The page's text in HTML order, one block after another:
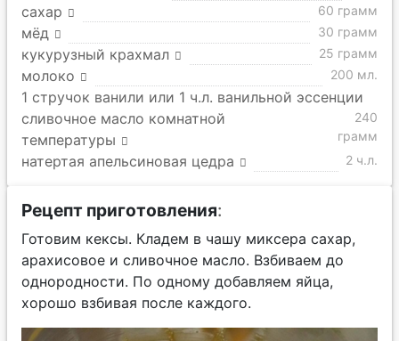
сахар 60 грамм
мёд 30 грамм
кукурузный крахмал 25 грамм
молоко 200 мл.
1 стручок ванили или 1 ч.л. ванильной эссенции
сливочное масло комнатной
температуры
240
грамм
натертая апельсиновая цедра 2 ч.л.
Рецепт приготовления:
Готовим кексы. Кладем в чашу миксера сахар,
арахисовое и сливочное масло. Взбиваем до
однородности. По одному добавляем яйца,
хорошо взбивая после каждого.